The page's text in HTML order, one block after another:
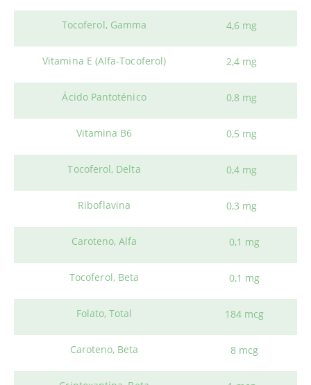
Tocoferol, Gamma 4,6 mg
Vitamina E (Alfa-Tocoferol) 2,4 mg
Ácido Pantoténico 0,8 mg
Vitamina B6 0,5 mg
Tocoferol, Delta 0,4 mg
Riboflavina 0,3 mg
Caroteno, Alfa 0,1 mg
Tocoferol, Beta 0,1 mg
Folato, Total 184 mcg
Caroteno, Beta 8 mcg